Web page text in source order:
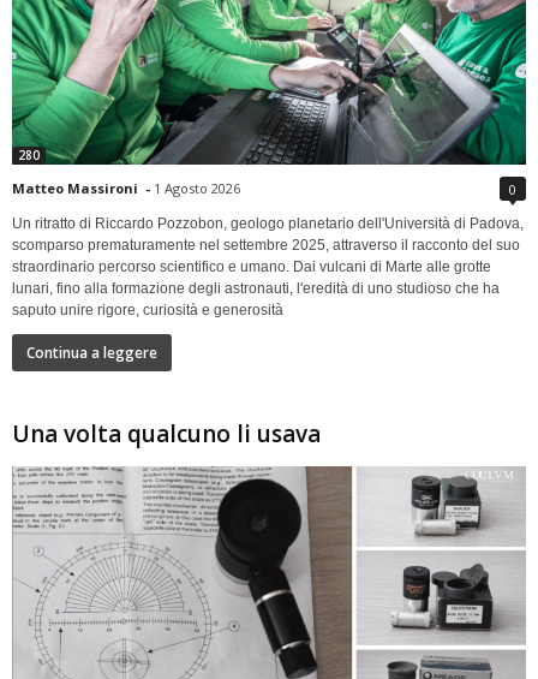
280
Matteo Massironi - 1 Agosto 2026 0
Un ritratto di Riccardo Pozzobon, geologo planetario dell'Università di Padova,
scomparso prematuramente nel settembre 2025, attraverso il racconto del suo
straordinario percorso scientifico e umano. Dai vulcani di Marte alle grotte
lunari, fino alla formazione degli astronauti, l'eredità di uno studioso che ha
saputo unire rigore, curiosità e generosità
Continua a leggere
Una volta qualcuno li usava